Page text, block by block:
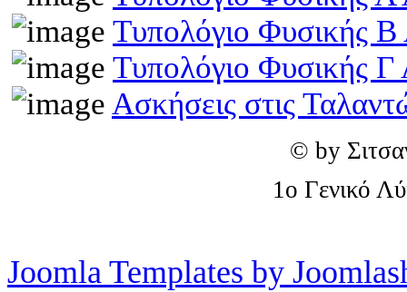
Τυπολόγιο Φυσικής Β
Τυπολόγιο Φυσικής Γ
Ασκήσεις στις
© by
1o Γενικό
Joomla Templates by